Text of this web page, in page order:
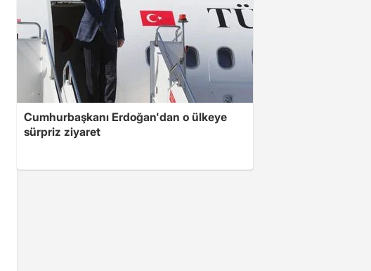
Cumhurbaşkanı Erdoğan'dan o ülkeye
sürpriz ziyaret